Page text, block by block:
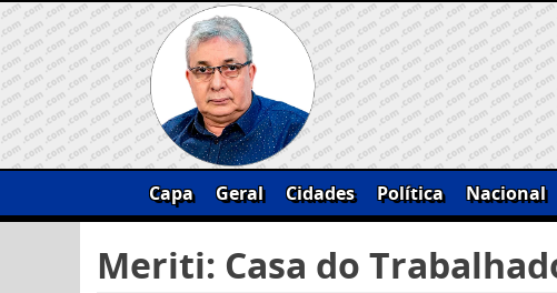
Skip
to
content
Capa Geral Cidades Política Nacional
por:
Meriti: Casa do